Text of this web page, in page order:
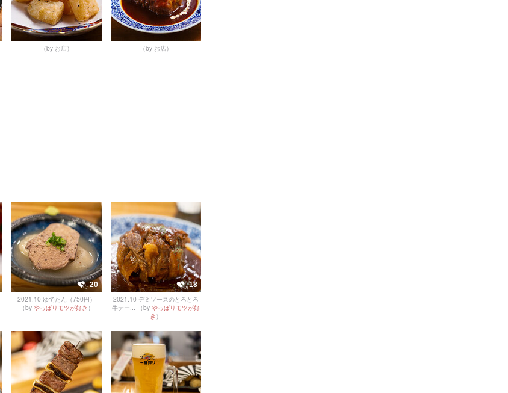
（by お店） （by お店）
20
2021.10 ゆでたん（750円）
（by やっぱりモツが好き ）
18
2021.10 デミソースのとろとろ
牛テー...
（by やっぱりモツが好
き ）